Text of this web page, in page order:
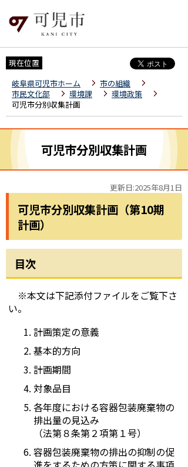
現在位置
岐阜県可児市ホーム
市の組織
市民文化部
環境課
環境政策
可児市分別収集計画
可児市分別収集計画
更新日:2025年8月1日
可児市分別収集計画（第10期
計画）
目次
※本文は下記添付ファイルをご覧下さ
い。
計画策定の意義
基本的方向
計画期間
対象品目
各年度における容器包装廃棄物の
排出量の見込み
（法第８条第２項第１号）
容器包装廃棄物の排出の抑制の促